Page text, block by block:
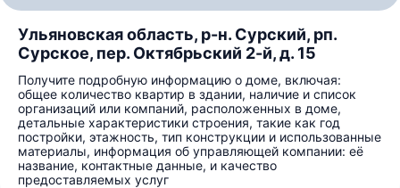
Ульяновская область, р-н. Сурский, рп.
Сурское, пер. Октябрьский 2-й, д. 15
Получите подробную информацию о доме, включая:
общее количество квартир в здании, наличие и список
организаций или компаний, расположенных в доме,
детальные характеристики строения, такие как год
постройки, этажность, тип конструкции и использованные
материалы, информация об управляющей компании: её
название, контактные данные, и качество
предоставляемых услуг